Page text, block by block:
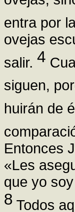
entra por
ovejas
salir. 4
siguen,
huirán de
Entonces
«Les
que yo
8 Todos